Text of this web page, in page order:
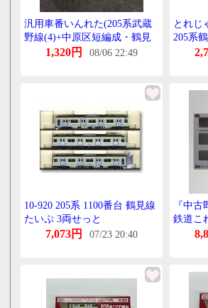
汎用車番いんれた(205系武蔵
野線(4)+中原区短編成・鶴見
線南武支線)(Nげーじ)
1,320円 08/06 22:49
とれじ
205系
10-920 205系 1100番台 鶴見線
たいぷ 3両せっと
7,073円 07/23 20:40
『中
鉄道こ
JR205